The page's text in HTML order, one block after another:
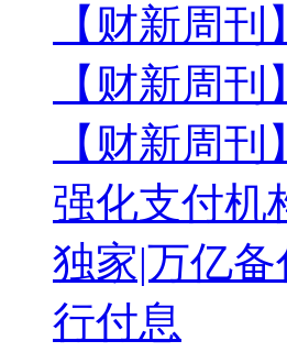
【财新周
【财新周
【财新周
强化支付机
独家|万亿
行付息